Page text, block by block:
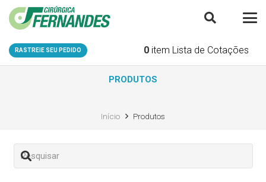
RASTREIE SEU PEDIDO 0 item Lista de Cotações
PRODUTOS
Início Produtos